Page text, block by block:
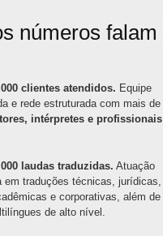
números falam
clientes atendidos. Equipe
e rede estruturada com mais de
intérpretes e profissionais
laudas traduzidas. Atuação
em traduções técnicas, jurídicas,
e corporativas, além de
de alto nível.